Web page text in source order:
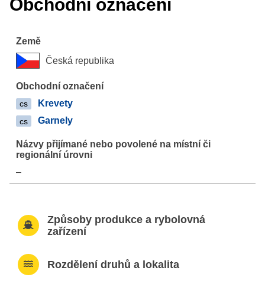
Obchodní označení
Česká republika
cs Krevety
cs Garnely
–
Způsoby produkce a rybolovná
zařízení
Rozdělení druhů a lokalita